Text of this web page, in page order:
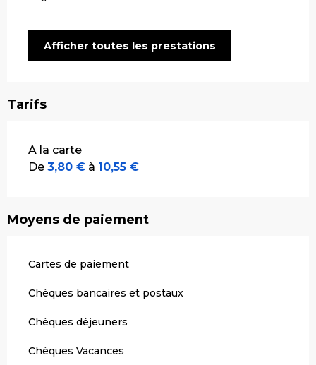
Afficher toutes les prestations
Tarifs
Tarifs 2026
A la carte
De 3,80 € à 10,55 €
Moyens de paiement
Cartes de paiement
Chèques bancaires et postaux
Chèques déjeuners
Chèques Vacances